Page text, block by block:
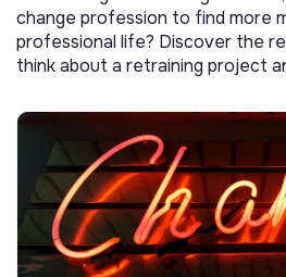
change profession to find more
professional life? Discover the
think about a retraining project